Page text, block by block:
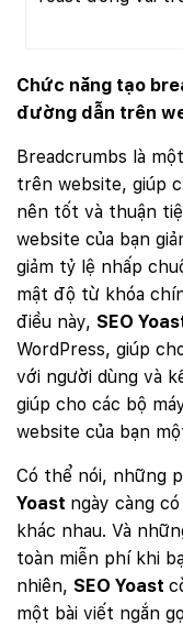
Chức năng tạo
đường dẫn trên
Breadcrumbs là
trên website, giúp
nên tốt và thuận
website của bạn
giảm tỷ lệ nhấp
mật độ từ khóa
điều này, SEO
WordPress, giúp
với người dùng và
giúp cho các bộ
website của bạn
Có thể nói, những
Yoast ngày càng
khác nhau. Và
toàn miễn phí khi
nhiên, SEO Yoast
một bài viết ngắn